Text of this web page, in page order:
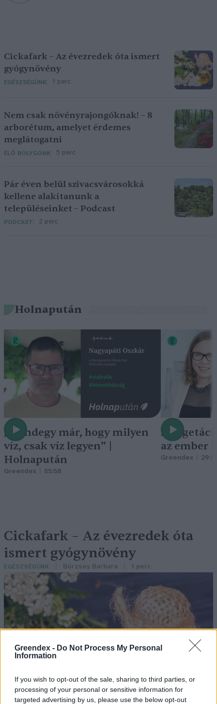
Greendex - Do Not Process My Personal
Information
If you wish to opt-out of the sale, sharing to third parties, or
processing of your personal or sensitive information for
targeted advertising by us, please use the below opt-out
Cickafark – Az évezredek óta ismert
gyógynövény
EGÉSZSÉGÜNK 1 perc
Nem csak növényrajongóknak! – 8
arborétum, amelyet érdemes
meglátogatni
ÉLŐ BOLYGÓNK 5 perc
Pár éven belül szivacsvárosokká
kellene alakítanunk a
településeinket – Podcast
PODCAST 2 perc
Holnapután
„Mindegy már, hogy milyen
víz, csak víz legyen” |
Holnapután
Greendex 55:58
A
az ember
Greendex
Cickafark – Az évezredek óta
ismert gyógynövény
EGÉSZSÉGÜNK Börzsey Barbara 1 perc